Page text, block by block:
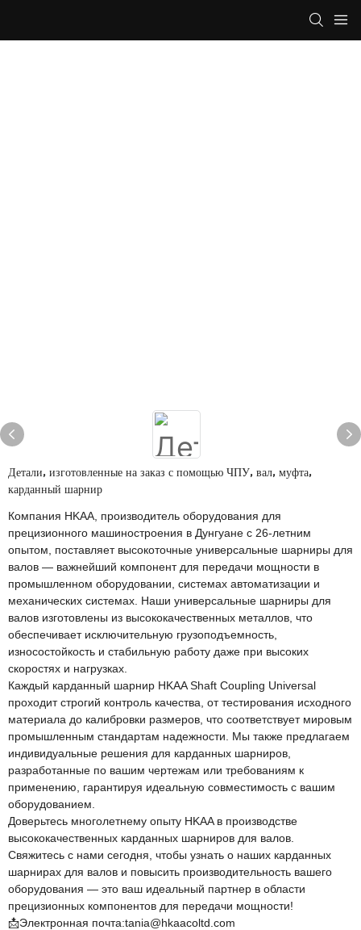
Детали, изготовленные на заказ с помощью ЧПУ, вал, муфта,
карданный шарнир
Компания HKAA, производитель оборудования для
прецизионного машиностроения в Дунгуане с 26-летним
опытом, поставляет высокоточные универсальные шарниры для
валов — важнейший компонент для передачи мощности в
промышленном оборудовании, системах автоматизации и
механических системах. Наши универсальные шарниры для
валов изготовлены из высококачественных металлов, что
обеспечивает исключительную грузоподъемность,
износостойкость и стабильную работу даже при высоких
скоростях и нагрузках.
Каждый карданный шарнир HKAA Shaft Coupling Universal
проходит строгий контроль качества, от тестирования исходного
материала до калибровки размеров, что соответствует мировым
промышленным стандартам надежности. Мы также предлагаем
индивидуальные решения для карданных шарниров,
разработанные по вашим чертежам или требованиям к
применению, гарантируя идеальную совместимость с вашим
оборудованием.
Доверьтесь многолетнему опыту HKAA в производстве
высококачественных карданных шарниров для валов.
Свяжитесь с нами сегодня, чтобы узнать о наших карданных
шарнирах для валов и повысить производительность вашего
оборудования — это ваш идеальный партнер в области
прецизионных компонентов для передачи мощности!
📩Электронная почта:tania@hkaacoltd.com